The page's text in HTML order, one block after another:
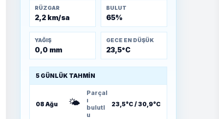
RÜZGAR
2,2 km/sa
BULUT
65%
YAĞIŞ
0,0 mm
GECE EN DÜŞÜK
23,5°C
5 GÜNLÜK TAHMIN
08 Ağu 🌤️
Parçal
ı
bulutl
u
23,5°C / 30,9°C